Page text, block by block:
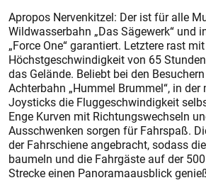
Apropos Nervenkitzel: Der ist für alle
Wildwasserbahn „Das Sägewerk“ und
„Force One“ garantiert. Letztere rast
Höchstgeschwindigkeit von 65
das Gelände. Beliebt bei den
Achterbahn „Hummel Brummel“, in
Joysticks die Fluggeschwindigkeit
Enge Kurven mit Richtungswechseln
Ausschwenken sorgen für Fahrspaß.
der Fahrschiene angebracht, sodass
baumeln und die Fahrgäste auf der
Strecke einen Panoramaausblick